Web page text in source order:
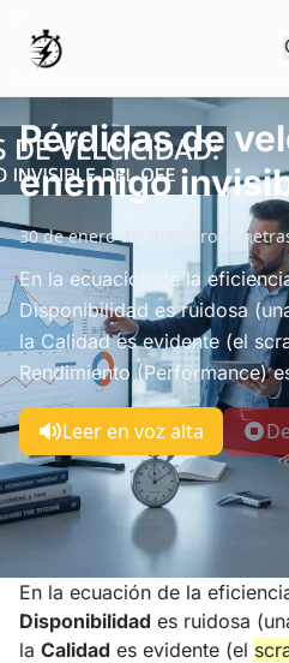
Pérdidas de
enemigo
30 de enero de 2026
En la ecuación de la
Disponibilidad es ruidosa
la Calidad es evidente (el
Rendimiento (Performance)
Leer en voz alta
En la ecuación de la
Disponibilidad es ruidosa
la Calidad es evidente (el